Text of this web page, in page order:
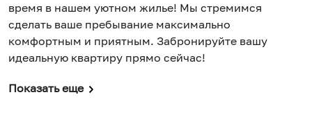
время в нашем уютном жилье! Мы стремимся
сделать ваше пребывание максимально
комфортным и приятным. Забронируйте вашу
идеальную квартиру прямо сейчас!
Показать еще